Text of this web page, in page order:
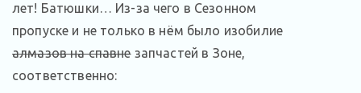
лет! Батюшки… Из-за чего в Сезонном
пропуске и не только в нём было изобилие
алмазов на спавнезапчастей в Зоне,
соответственно: